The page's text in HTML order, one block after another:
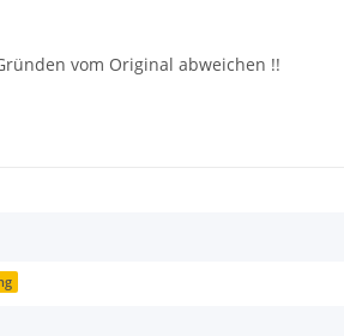
vom Original abweichen !!